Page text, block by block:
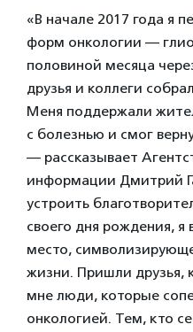
«В начале 2017 года я
форм онкологии —
половиной месяца
друзья и коллеги
Меня поддержали
с болезнью и смог
— рассказывает
информации Дмитрий
устроить
своего дня рождения,
место,
жизни. Пришли друзья,
мне люди, которые
онкологией. Тем, кто